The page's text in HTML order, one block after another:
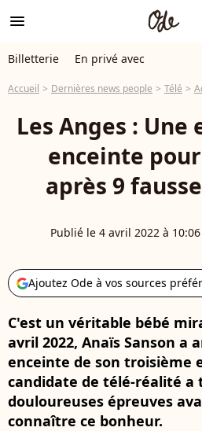
menu
Billetterie En privé avec
Accueil Dernières news people Télé
Les Anges : Une
enceinte
après 9
Publié le 4 avril 2022 à 10:06
Ajoutez Ode à vos sources
C'est un véritable bébé
avril 2022, Anaïs Sanson a
enceinte de son troisième
candidate de télé-réalité a
douloureuses épreuves
connaître ce bonheur.